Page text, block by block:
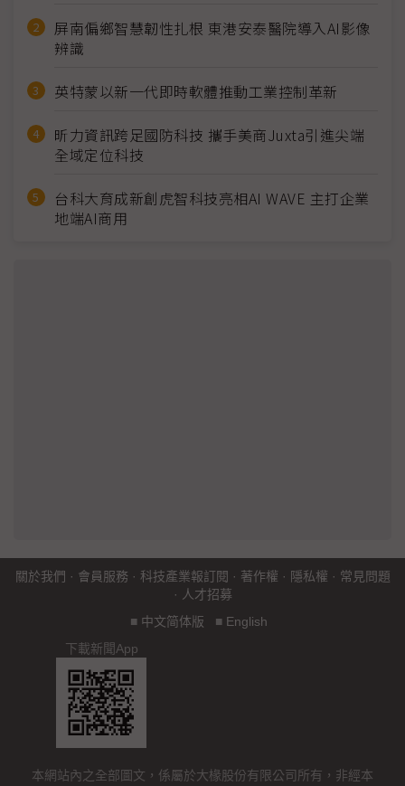
屏南偏鄉智慧韌性扎根 東港安泰醫院導入AI影像
辨識
英特蒙以新一代即時軟體推動工業控制革新
昕力資訊跨足國防科技 攜手美商Juxta引進尖端
全域定位科技
台科大育成新創虎智科技亮相AI WAVE 主打企業
地端AI商用
關於我們 · 會員服務 · 科技產業報訂閱 · 著作權 · 隱私權 · 常見問題
· 人才招募
■ 中文简体版 ■ English
下載新聞App
本網站內之全部圖文，係屬於大椽股份有限公司所有，非經本